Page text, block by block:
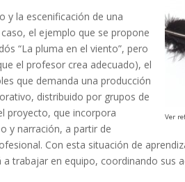
Ver
y la escenificación de una
el ejemplo que se propone
“La pluma en el viento”, pero
el profesor crea adecuado), el
que demanda una producción
distribuido por grupos de
proyecto, que incorpora
y narración, a partir de
Con esta situación de
trabajar en equipo, coordinando sus